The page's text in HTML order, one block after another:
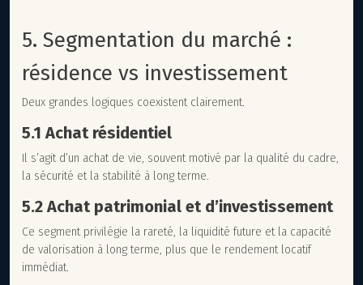
5. Segmentation du marché :
résidence vs investissement
Deux grandes logiques coexistent clairement.
5.1 Achat résidentiel
Il s’agit d’un achat de vie, souvent motivé par la qualité du cadre,
la sécurité et la stabilité à long terme.
5.2 Achat patrimonial et d’investissement
Ce segment privilégie la rareté, la liquidité future et la capacité
de valorisation à long terme, plus que le rendement locatif
immédiat.